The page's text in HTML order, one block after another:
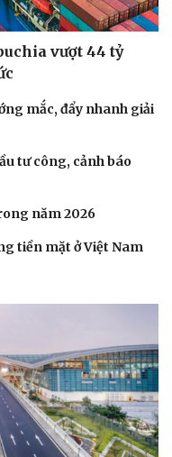
sống
đẹp
yêu - Gia đình
vượt 44 tỷ
mắc, đẩy nhanh giải
tư công, cảnh báo
năm 2026
tiền mặt ở Việt Nam